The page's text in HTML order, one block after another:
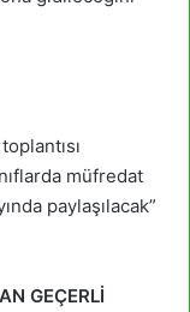
müfredat
paylaşılacak”
GEÇERLİ